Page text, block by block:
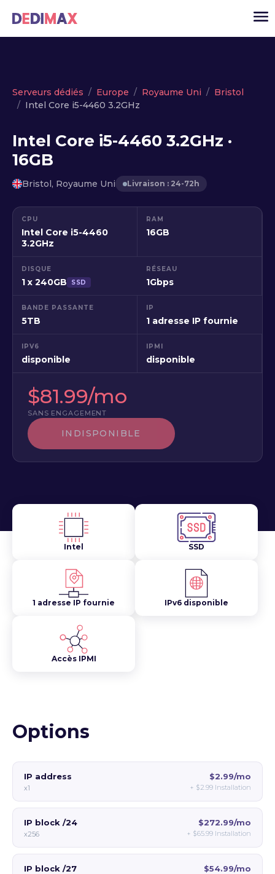
Serveurs dédiés
API
Actualité
Serveurs dédiés Europe Royaume Uni
Bristol
Intel Core i5-4460 3.2GHz
Intel Core i5-4460 3.2GHz ·
16GB
Bristol, Royaume Uni Livraison : 24-72h
CPU
Intel Core i5-4460
3.2GHz
RAM
16GB
DISQUE
1 x 240GB SSD
RÉSEAU
1Gbps
BANDE PASSANTE
5TB
IP
1 adresse IP fournie
IPV6
disponible
IPMI
disponible
$81.99/mo
SANS ENGAGEMENT
INDISPONIBLE
Intel SSD
1 adresse IP fournie IPv6 disponible
Accès IPMI
Options
IP address
x1
$2.99/mo
+ $2.99 Installation
IP block /24
x256
$272.99/mo
+ $65.99 Installation
IP block /27 $54.99/mo